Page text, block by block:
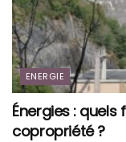
ENERGIE
Énergies :
copropriété ?